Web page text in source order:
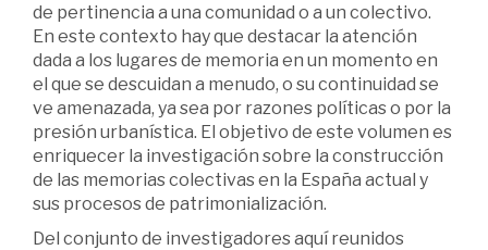
de pertinencia a una comunidad o a un colectivo.
En este contexto hay que destacar la atención
dada a los lugares de memoria en un momento en
el que se descuidan a menudo, o su continuidad se
ve amenazada, ya sea por razones políticas o por la
presión urbanística. El objetivo de este volumen es
enriquecer la investigación sobre la construcción
de las memorias colectivas en la España actual y
sus procesos de patrimonialización.
Del conjunto de investigadores aquí reunidos